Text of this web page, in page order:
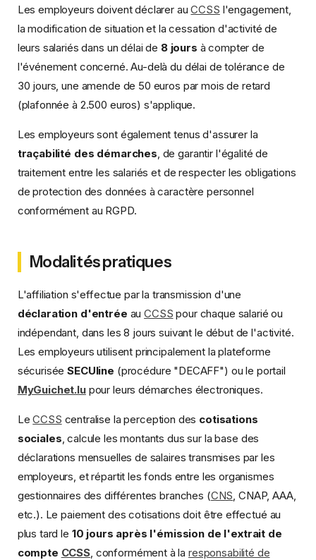
Les employeurs doivent déclarer auCCSS l'engagement,
la modification de situation et la cessation d'activité de
leurs salariés dans un délai de 8 jours à compter de
l'événement concerné. Au-delà du délai de tolérance de
30 jours, une amende de 50 euros par mois de retard
(plafonnée à 2.500 euros) s'applique.
Les employeurs sont également tenus d'assurer la
traçabilité des démarches , de garantir l'égalité de
traitement entre les salariés et de respecter les obligations
de protection des données à caractère personnel
conformément au RGPD.
Modalités pratiques
L'affiliation s'effectue par la transmission d'une
déclaration d'entrée auCCSS pour chaque salarié ou
indépendant, dans les 8 jours suivant le début de l'activité.
Les employeurs utilisent principalement la plateforme
sécuriséeSECUline (procédure "DECAFF") ou le portail
MyGuichet.lupour leurs démarches électroniques.
LeCCSS centralise la perception des cotisations
sociales , calcule les montants dus sur la base des
déclarations mensuelles de salaires transmises par les
employeurs, et répartit les fonds entre les organismes
gestionnaires des différentes branches (CNS , CNAP, AAA,
etc.). Le paiement des cotisations doit être effectué au
plus tard le 10 jours après l'émission de l'extrait de
compte CCSS , conformément à laresponsabilité de